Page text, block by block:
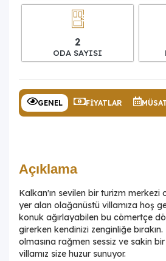
2
ODA SAYISI
GENEL FIYATLAR
Açıklama
Kalkan'ın sevilen bir turizm merkezi
yer alan olağanüstü villamıza hoş
konuk ağırlayabilen bu cömertçe
girerken kendinizi zenginliğe
olmasına rağmen sessiz ve sakin
villamız size huzur sunuyor.